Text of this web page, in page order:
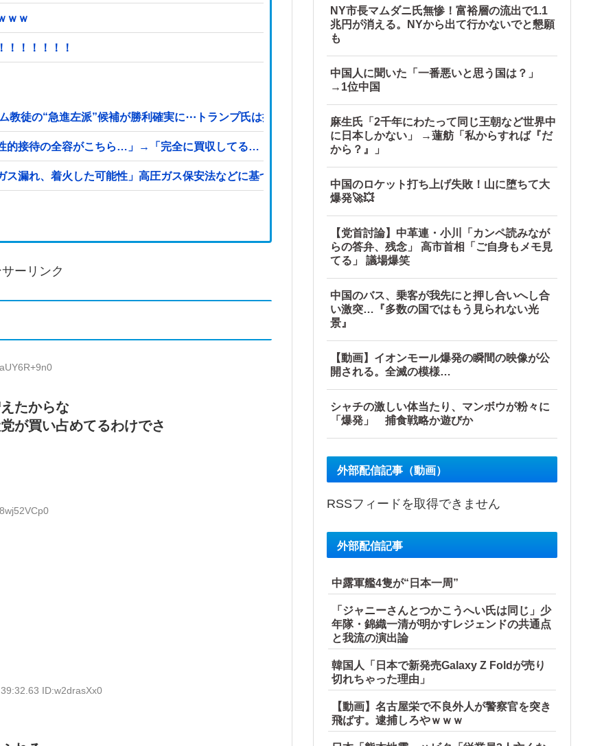
ｗｗ
！！！！！！
教徒の“急進左派”候補が勝利確実に⋯トランプ氏は批判
的接待の全容がこちら…」→「完全に買収してる…（ブルブル」＝韓国の反応
漏れ、着火した可能性」高圧ガス保安法などに基づき、経産省に報告他
ーリンク
たからな
が買い占めてるわけでさ
ID:w2drasXx0
NY市長マムダニ氏無惨！富裕層の流出で1.1
兆円が消える。NYから出て行かないでと懇願
も
中国人に聞いた「一番悪いと思う国は？」
→1位中国
麻生氏「2千年にわたって同じ王朝など世界中
に日本しかない」 →蓮舫「私からすれば『だ
から？』」
中国のロケット打ち上げ失敗！山に堕ちて大
爆発🚀💥
【党首討論】中革連・小川「カンペ読みなが
らの答弁、残念」 高市首相「ご自身もメモ見
てる」 議場爆笑
中国のバス、乗客が我先にと押し合いへし合
い激突…『多数の国ではもう見られない光
景』
【動画】イオンモール爆発の瞬間の映像が公
開される。全滅の模様…
シャチの激しい体当たり、マンボウが粉々に
「爆発」 捕食戦略か遊びか
外部配信記事（動画）
RSSフィードを取得できません
外部配信記事
中露軍艦4隻が“日本一周”
「ジャニーさんとつかこうへい氏は同じ」少
年隊・錦織一清が明かすレジェンドの共通点
と我流の演出論
韓国人「日本で新発売Galaxy Z Foldが売り
切れちゃった理由」
【動画】名古屋栄で不良外人が警察官を突き
飛ばす。逮捕しろやｗｗｗ